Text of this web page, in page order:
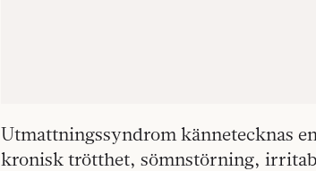
Utmattningssyndrom kännetecknas
kronisk trötthet, sömnstörning,